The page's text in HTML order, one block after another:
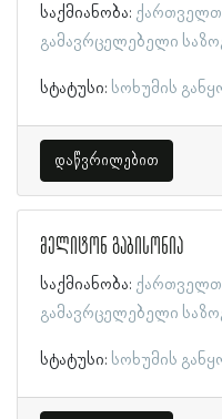
საქმიანობა:
გამავრცელებელი
სტატუსი: სოხუმის
დაწვრილებით
მელიტონ გაბისონია
საქმიანობა:
გამავრცელებელი
სტატუსი: სოხუმის